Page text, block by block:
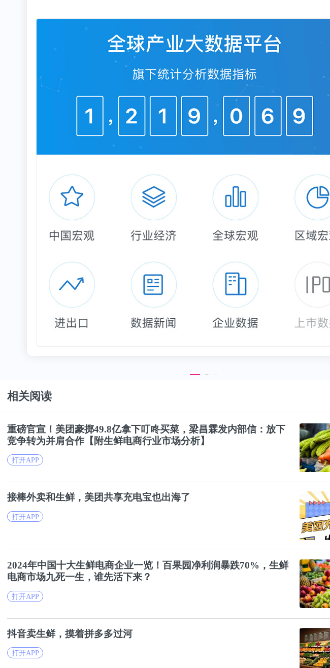
相关阅读
重磅官宣！美团豪掷49.8亿拿下叮咚买菜，梁昌霖发内部信：放下
竞争转为并肩合作【附生鲜电商行业市场分析】
打开APP
接棒外卖和生鲜，美团共享充电宝也出海了
打开APP
2024年中国十大生鲜电商企业一览！百果园净利润暴跌70%，生鲜
电商市场九死一生，谁先活下来？
打开APP
抖音卖生鲜，摸着拼多多过河
打开APP